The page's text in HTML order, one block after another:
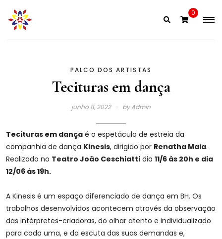
content
0
PALCO DOS ARTISTAS
Tecituras em dança
junho 8, 2022 byAdmin
Tecituras em dança é o espetáculo de estreia da
companhia de dança Kinesis, dirigido por Renatha Maia.
Realizado no Teatro João Ceschiatti dia 11/6 às 20h e dia
12/06 às 19h.
A Kinesis é um espaço diferenciado de dança em BH. Os
trabalhos desenvolvidos acontecem através da observação
das intérpretes-criadoras, do olhar atento e individualizado
para cada uma, e da escuta das suas demandas e,